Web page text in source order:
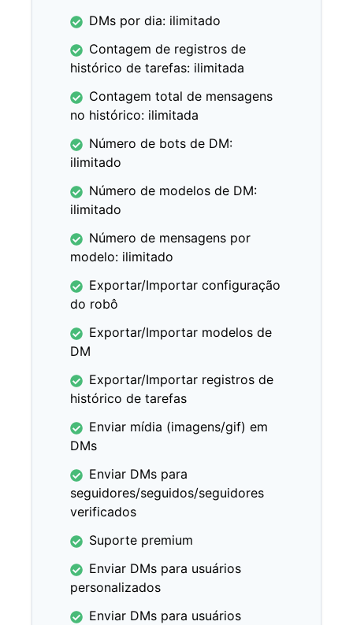
DMs por dia: ilimitado
Contagem de registros de
histórico de tarefas: ilimitada
Contagem total de mensagens
no histórico: ilimitada
Número de bots de DM:
ilimitado
Número de modelos de DM:
ilimitado
Número de mensagens por
modelo: ilimitado
Exportar/Importar configuração
do robô
Exportar/Importar modelos de
DM
Exportar/Importar registros de
histórico de tarefas
Enviar mídia (imagens/gif) em
DMs
Enviar DMs para
seguidores/seguidos/seguidores
verificados
Suporte premium
Enviar DMs para usuários
personalizados
Enviar DMs para usuários